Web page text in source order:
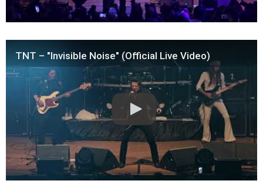
TNT – "Invisible Noise" (Official Live Video)